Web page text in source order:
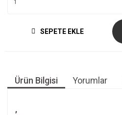
SEPETE EKLE
Ürün Bilgisi Yorumlar
,